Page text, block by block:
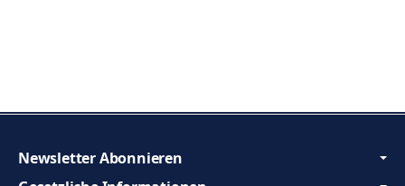
Newsletter Abonnieren